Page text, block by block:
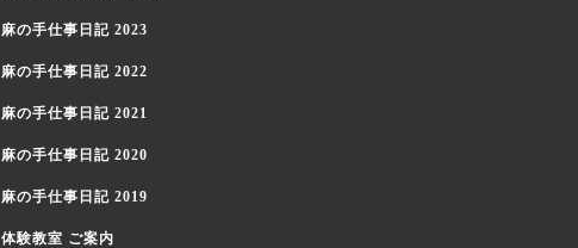
麻の手仕事日記 2023
麻の手仕事日記 2022
麻の手仕事日記 2021
麻の手仕事日記 2020
麻の手仕事日記 2019
体験教室 ご案内